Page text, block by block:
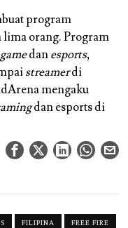
program
lima orang. Program
gamedanesports,
streamerdi
mengaku
dan esports di
FILIPINA
FREE FIRE